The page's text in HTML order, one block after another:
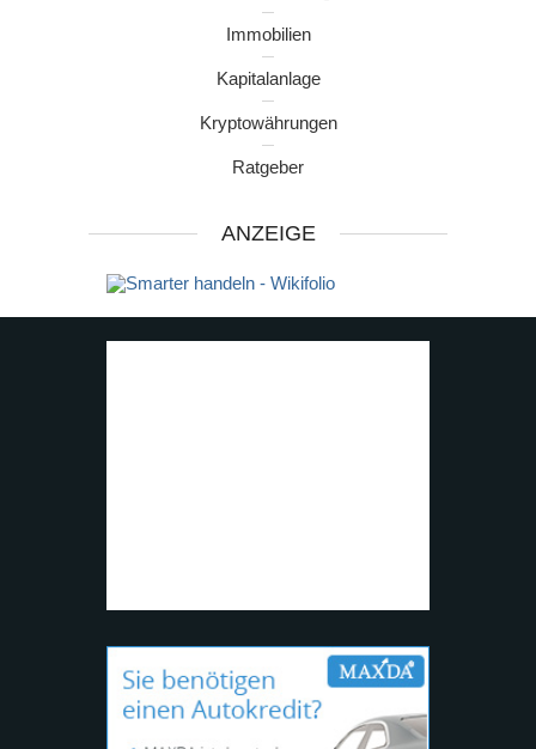
Immobilien
Kapitalanlage
Kryptowährungen
Ratgeber
ANZEIGE